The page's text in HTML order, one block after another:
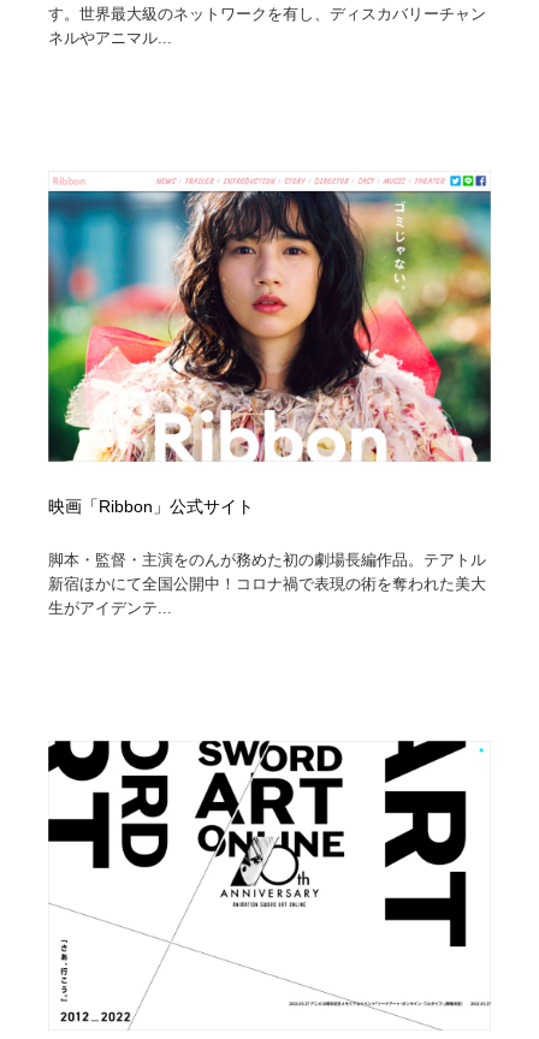
す。世界最大級のネットワークを有し、ディスカバリーチャン
ネルやアニマル...
映画「Ribbon」公式サイト
脚本・監督・主演をのんが務めた初の劇場長編作品。テアトル
新宿ほかにて全国公開中！コロナ禍で表現の術を奪われた美大
生がアイデンテ...